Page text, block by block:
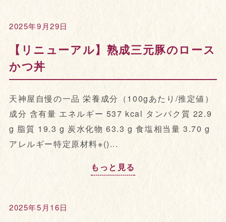
2025年9月29日
【リニューアル】熟成三元豚のロース
かつ丼
天神屋自慢の一品 栄養成分（100gあたり/推定値）
成分 含有量 エネルギー 537 kcal タンパク質 22.9
g 脂質 19.3 g 炭水化物 63.3 g 食塩相当量 3.70 g
アレルギー特定原材料※()...
もっと見る
2025年5月16日